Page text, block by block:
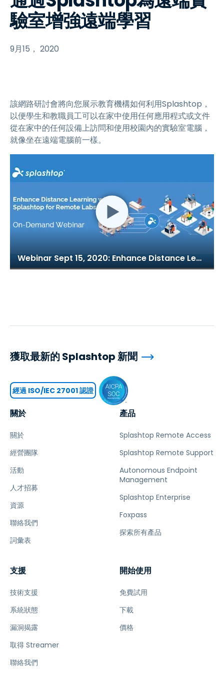
驗室增強遠端學習
9月15， 2020
該網路研討會將向您展示教育機構如何利用Splashtop，
以便學生和教職員工可以在家中使用任何應用程式或文件
從在家中的任何設備上訪問和使用校園內的實驗室電腦，
就像坐在遠端電腦前一樣。
Webinar Sept 15, 2020: Enhance Distance Learning with Splashtop for Remote Labs
關於
關於
經營團隊
活動
人才招募
資源
聯絡我們
詞彙表
產品
Splashtop Remote Access
Splashtop Remote Support
Autonomous Endpoint
Management
Splashtop Enterprise
Foxpass
探索所有產品
支援
技術支援
系統狀態
漏洞揭露
取得 Streamer
聯絡我們
開始使用
免費試用
下載
價格
獲取最新的 Splashtop 新聞
經過 ISO/IEC 27001 認證